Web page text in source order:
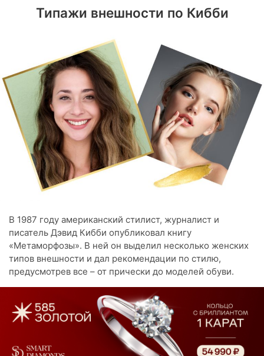
Типажи внешности по Кибби
В 1987 году американский стилист, журналист и
писатель Дэвид Кибби опубликовал книгу
«Метаморфозы». В ней он выделил несколько женских
типов внешности и дал рекомендации по стилю,
предусмотрев все – от прически до моделей обуви.